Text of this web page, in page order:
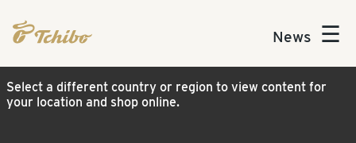
News ☰
Select a different country or region to view content for
your location and shop online.